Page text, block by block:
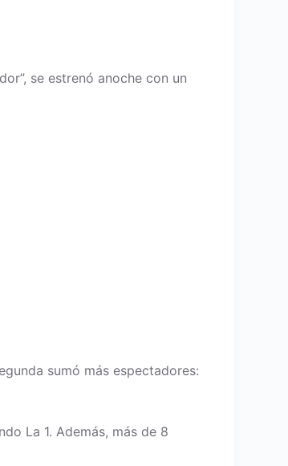
se estrenó anoche con un
sumó más espectadores:
La 1. Además, más de 8